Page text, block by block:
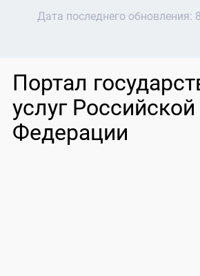
Дата последнего обновления:
Портал
услуг Российской
Федерации